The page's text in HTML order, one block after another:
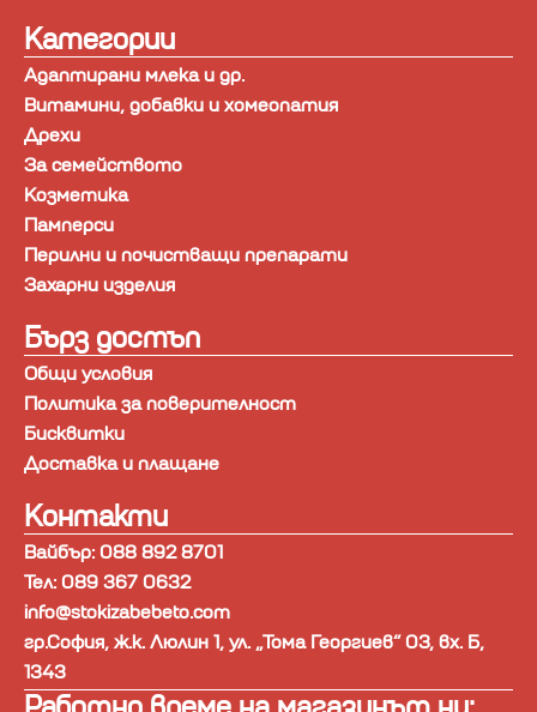
Категории
Адаптирани млека и др.
Витамини, добавки и хомеопатия
Дрехи
За семейството
Козметика
Памперси
Перилни и почистващи препарати
Захарни изделия
Бърз достъп
Общи условия
Политика за поверителност
Бисквитки
Доставка и плащане
Контакти
Вайбър: 088 892 8701
Тел: 089 367 0632
info@stokizabebeto.com
гр.София, ж.к. Люлин 1, ул. „Тома Георгиев“ 03, вх. Б,
1343